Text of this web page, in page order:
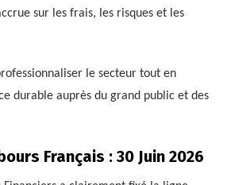
sur les frais, les risques et les
le secteur tout en
durable auprès du grand public et des
Français : 30 Juin 2026